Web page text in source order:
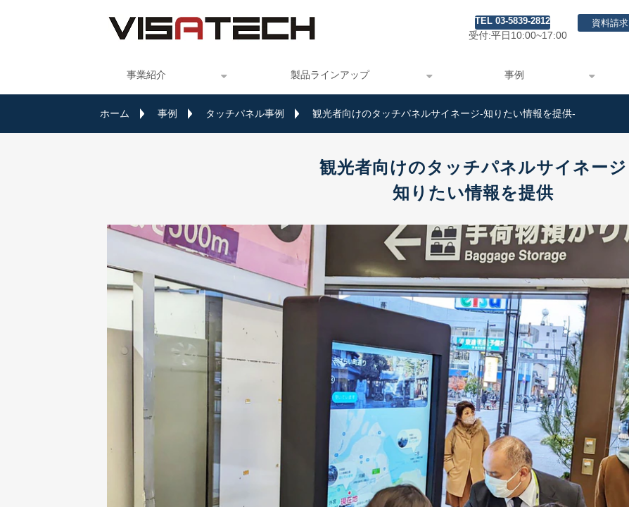
TEL 03-5839-2812
受付:平日10:00~17:00
資料請求
事業紹介 製品ラインアップ 事例
ホーム 事例 タッチパネル事例 観光者向けのタッチパネルサイネージ-知りたい情報を提供-
観光者向けのタッチパネルサイネージ
知りたい情報を提供